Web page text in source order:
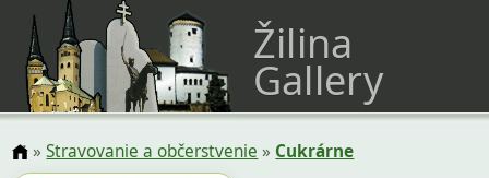
Žilina
Gallery
»Stravovanie a občerstvenie » Cukrárne